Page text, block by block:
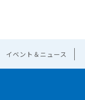
イベント＆ニュース